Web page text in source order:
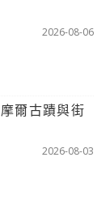
2026-08-06
爾古蹟與街
2026-08-03